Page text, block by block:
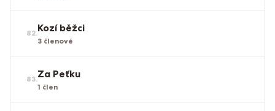
82.Kozí běžci
3 členové
83.Za Peťku
1 člen